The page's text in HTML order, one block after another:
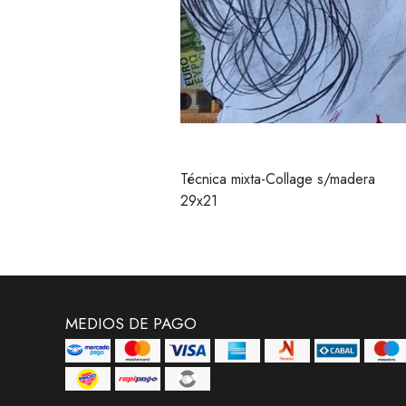
Técnica mixta-Collage s/madera
29x21
MEDIOS DE PAGO